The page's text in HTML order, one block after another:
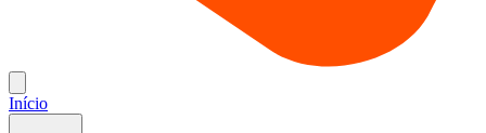
Início